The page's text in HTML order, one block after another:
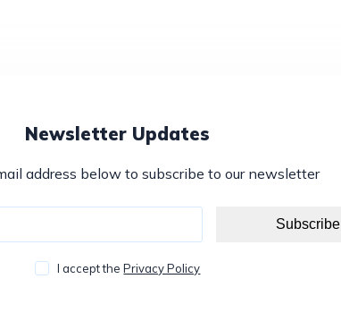
Newsletter Updates
address below to subscribe to our newsletter
I accept thePrivacy Policy
Subscribe